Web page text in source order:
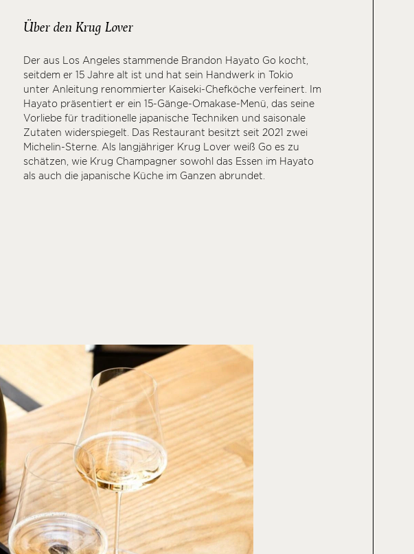
Über den Krug Lover
Der aus Los Angeles stammende Brandon Hayato Go kocht,
seitdem er 15 Jahre alt ist und hat sein Handwerk in Tokio
unter Anleitung renommierter Kaiseki-Chefköche verfeinert. Im
Hayato präsentiert er ein 15-Gänge-Omakase-Menü, das seine
Vorliebe für traditionelle japanische Techniken und saisonale
Zutaten widerspiegelt. Das Restaurant besitzt seit 2021 zwei
Michelin-Sterne. Als langjähriger Krug Lover weiß Go es zu
schätzen, wie Krug Champagner sowohl das Essen im Hayato
als auch die japanische Küche im Ganzen abrundet.